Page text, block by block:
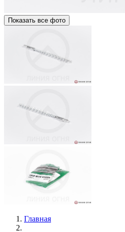
Показать все фото
Главная